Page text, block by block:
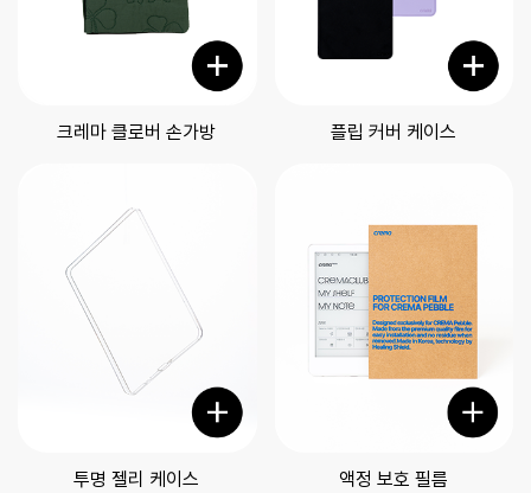
크레마 클로버 손가방 플립 커버 케이스
투명 젤리 케이스 액정 보호 필름